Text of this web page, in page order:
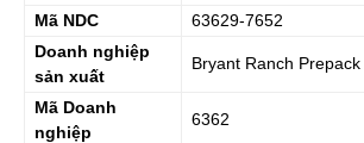
Mã NDC
63629-7652
Doanh nghiệp
sản xuất
Bryant Ranch Prepack
Mã Doanh
nghiệp
6362